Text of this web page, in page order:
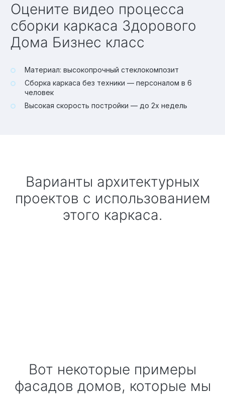
Оцените видео процесса
сборки каркаса Здорового
Дома Бизнес класс
Материал: высокопрочный стеклокомпозит
Сборка каркаса без техники — персоналом в 6
человек
Высокая скорость постройки — до 2х недель
Варианты архитектурных
проектов с использованием
этого каркаса.
Вот некоторые примеры
фасадов домов, которые мы